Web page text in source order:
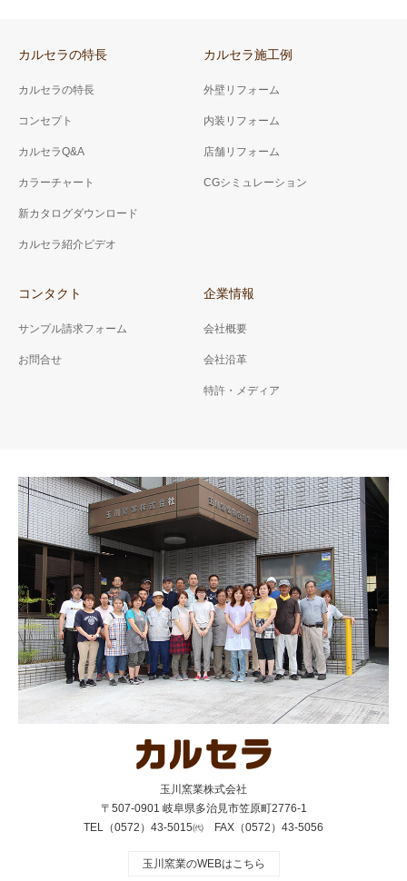
カルセラの特長
カルセラの特長
コンセプト
カルセラQ&A
カラーチャート
新カタログダウンロード
カルセラ紹介ビデオ
カルセラ施工例
外壁リフォーム
内装リフォーム
店舗リフォーム
CGシミュレーション
コンタクト
サンプル請求フォーム
お問合せ
企業情報
会社概要
会社沿革
特許・メディア
玉川窯業株式会社
〒507-0901 岐阜県多治見市笠原町2776-1
TEL（0572）43-5015㈹ FAX（0572）43-5056
玉川窯業のWEBはこちら